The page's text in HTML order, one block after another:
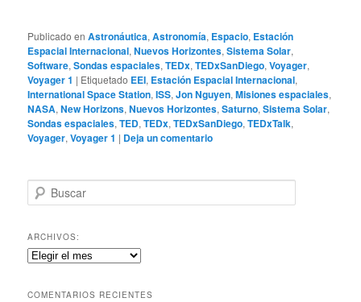
Publicado en Astronáutica,Astronomía, Espacio, Estación
Espacial Internacional,Nuevos Horizontes,Sistema Solar,
Software,Sondas espaciales,TEDx,TEDxSanDiego,Voyager,
Voyager 1 | Etiquetado EEI, Estación Espacial Internacional,
International Space Station,ISS,Jon Nguyen,Misiones espaciales,
NASA,New Horizons,Nuevos Horizontes,Saturno,Sistema Solar,
Sondas espaciales,TED,TEDx,TEDxSanDiego,TEDxTalk,
Voyager,Voyager 1 | Deja un comentario
u
c
a
r
ARCHIVOS:
Archivos:
COMENTARIOS RECIENTES